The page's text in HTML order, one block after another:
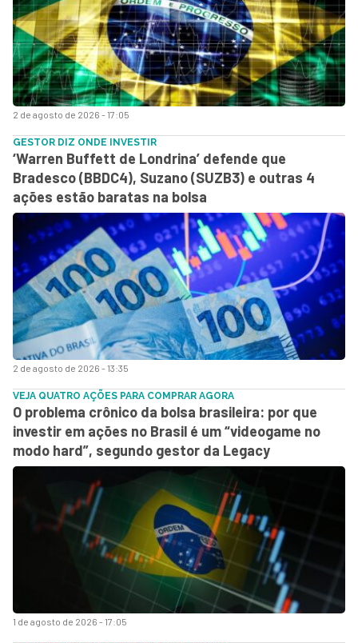
2 de agosto de 2026 - 17:05
2 de agosto de 2026 - 13:35
GESTOR DIZ ONDE INVESTIR
‘Warren Buffett de Londrina’ defende que
Bradesco (BBDC4), Suzano (SUZB3) e outras 4
ações estão baratas na bolsa
1 de agosto de 2026 - 17:05
VEJA QUATRO AÇÕES PARA COMPRAR AGORA
O problema crônico da bolsa brasileira: por que
investir em ações no Brasil é um “videogame no
modo hard”, segundo gestor da Legacy